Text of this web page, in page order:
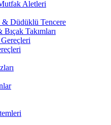
Aletleri
& Düdüklü Tencere
Takımları